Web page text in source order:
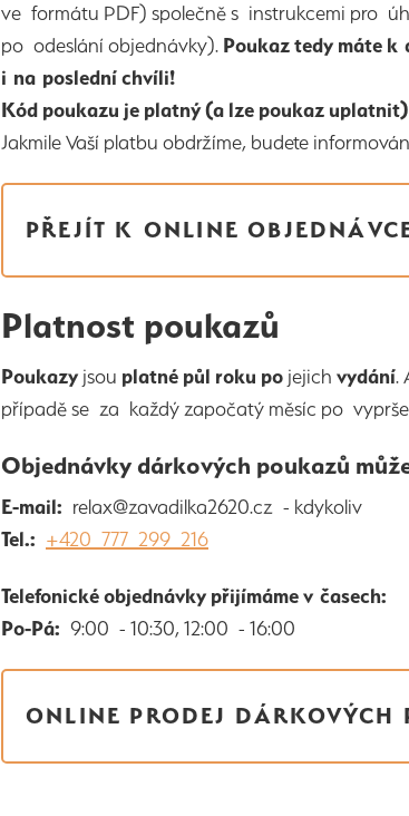
ve formátu PDF) společně s instrukcemi pro
po odeslání objednávky). Poukaz tedy máte k
i na poslední chvíli!
Kód poukazu je platný (a lze poukaz
Jakmile Vaší platbu obdržíme, budete
PŘEJÍT K ONLINE
Platnost poukazů
Poukazyjsou platné půl roku po jejich vydání.
případě se za každý započatý měsíc po
Objednávky dárkových poukazů
E-mail: relax@zavadilka2620.cz - kdykoliv
Tel.: +420 777 299 216
Telefonické objednávky přijímáme v časech:
Po-Pá: 9:00 - 10:30, 12:00 - 16:00
ONLINE PRODEJ DÁRKOVÝCH